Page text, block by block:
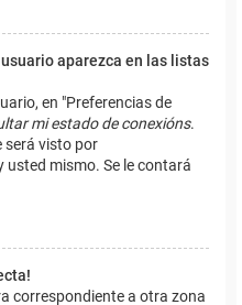
aparezca en las listas
en "Preferencias de
mi estado de conexións.
será visto por
mismo. Se le contará
correspondiente a otra zona